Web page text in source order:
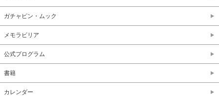
ガチャピン・ムック
メモラビリア
公式プログラム
書籍
カレンダー